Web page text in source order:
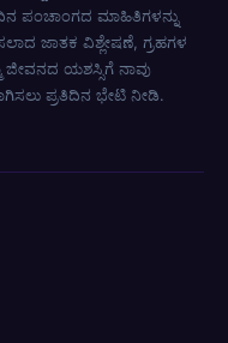
ಪಂಚಾಂಗದ ಮಾಹಿತಿಗಳನ್ನು
ಜಾತಕ ವಿಶ್ಲೇಷಣೆ, ಗ್ರಹಗಳ
ಯಶಸ್ಸಿಗೆ ನಾವು
ಪ್ರತಿದಿನ ಭೇಟಿ ನೀಡಿ.